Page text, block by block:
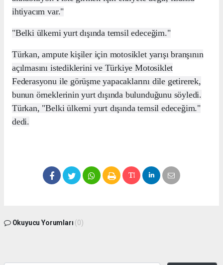
ihtiyacım var."
"Belki ülkemi yurt dışında temsil edeceğim."
Türkan, ampute kişiler için motosiklet yarışı branşının
açılmasını istediklerini ve Türkiye Motosiklet
Federasyonu ile görüşme yapacaklarını dile getirerek,
bunun örneklerinin yurt dışında bulunduğunu söyledi.
Türkan, "Belki ülkemi yurt dışında temsil edeceğim."
dedi.
Okuyucu Yorumları (0)